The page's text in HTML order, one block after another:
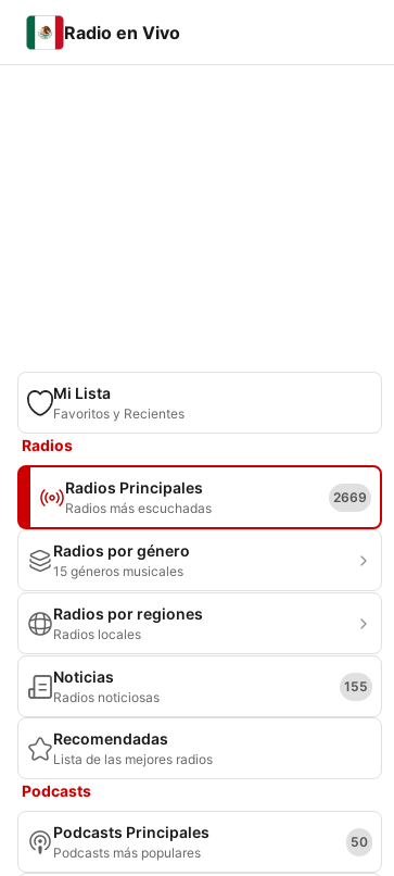
Radio en Vivo
Mi Lista
Favoritos y Recientes
Radios
Radios Principales
Radios más escuchadas
2669
Radios por género
15 géneros musicales
Radios por regiones
Radios locales
Noticias
Radios noticiosas
155
Recomendadas
Lista de las mejores radios
Podcasts
Podcasts Principales
Podcasts más populares
50